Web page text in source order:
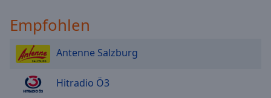
Empfohlen
Antenne Salzburg
Hitradio Ö3